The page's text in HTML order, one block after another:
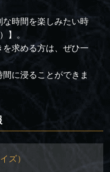
時間を楽しみたい時
】。
求める方は、ぜひ一
に浸ることができま
ズ）